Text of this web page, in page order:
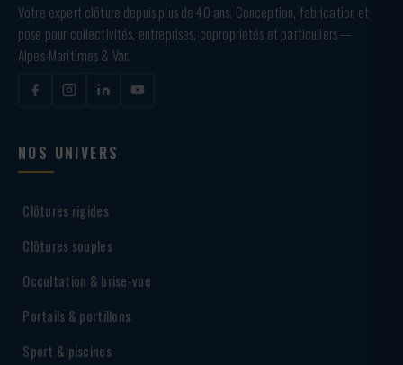
Votre expert clôture depuis plus de 40 ans. Conception, fabrication et
pose pour collectivités, entreprises, copropriétés et particuliers —
Alpes-Maritimes & Var.
NOS UNIVERS
Clôtures rigides
Clôtures souples
Occultation & brise-vue
Portails & portillons
Sport & piscines